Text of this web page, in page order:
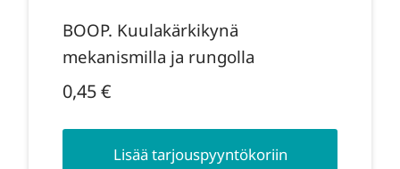
BOOP. Kuulakärkikynä
mekanismilla ja rungolla
0,45€
Lisää tarjouspyyntökoriin